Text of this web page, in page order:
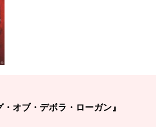
・オブ・デボラ・ローガン』